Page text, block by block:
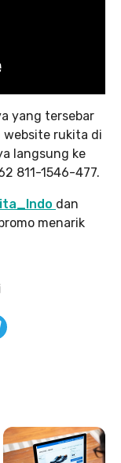
yang tersebar
rukita di
langsung ke
811-1546-477.
dan
menarik